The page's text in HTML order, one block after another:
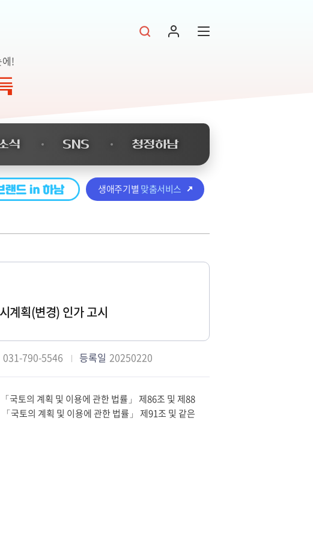
에!
식 SNS 청정하남
생애주기별 맞춤서비스
계획(변경) 인가 고시
031-790-5546 등록일 20250220